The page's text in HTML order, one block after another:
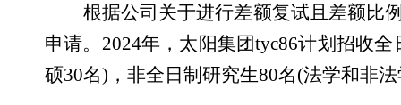
根据公司关于进行差额复试且差额比
申请。 2024年，太阳集团tyc86计划招收全
硕30名) ，非全日制研究生80名(法学和非